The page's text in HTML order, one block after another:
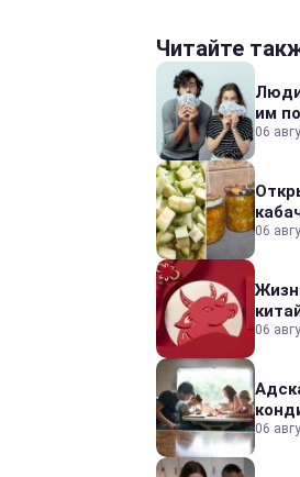
Читайте
им
06
06
06
06